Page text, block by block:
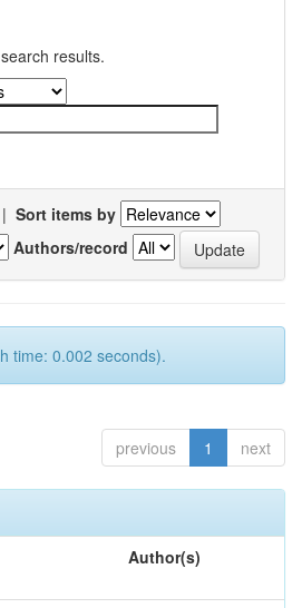
results.
| Sort items by
Authors/record
time: 0.002 seconds).
previous 1 next
Author(s)